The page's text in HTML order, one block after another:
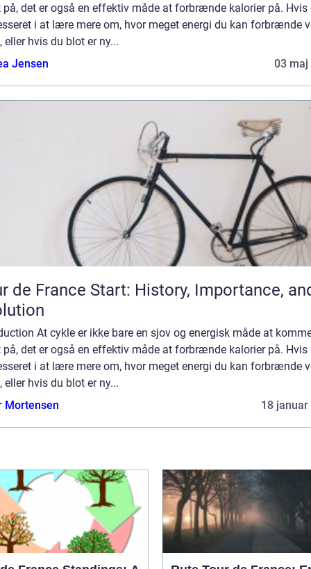
på, det er også en effektiv måde at forbrænde kalorier på. Hvis
i at lære mere om, hvor meget energi du kan forbrænde
eller hvis du blot er ny...
Jensen
03 maj
de France Start: History, Importance,
At cykle er ikke bare en sjov og energisk måde at
på, det er også en effektiv måde at forbrænde kalorier på. Hvis
i at lære mere om, hvor meget energi du kan forbrænde
eller hvis du blot er ny...
Mortensen
18 januar